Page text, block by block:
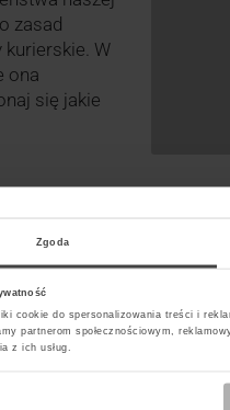
Zgoda
cookie do spersonalizowania treści i
partnerom społecznościowym,
z ich usług.
zasad
kurierskie. W
ona
się jakie
DPD
Search